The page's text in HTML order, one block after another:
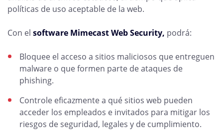
políticas de uso aceptable de la web.
Con el software Mimecast Web Security, podrá:
Bloquee el acceso a sitios maliciosos que entreguen
malware o que formen parte de ataques de
phishing.
Controle eficazmente a qué sitios web pueden
acceder los empleados e invitados para mitigar los
riesgos de seguridad, legales y de cumplimiento.